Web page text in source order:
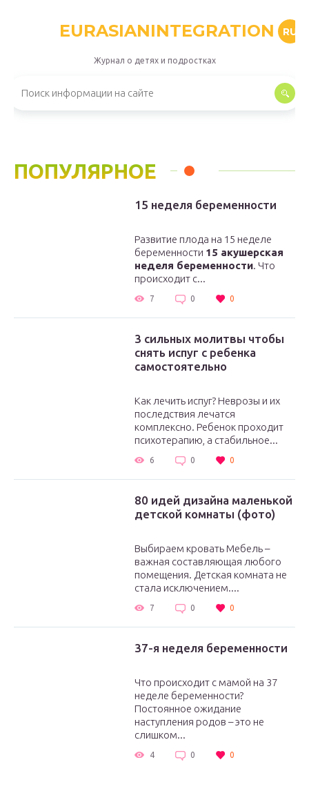
EURASIANINTEGRATION RU
Журнал о детях и подростках
ПОПУЛЯРНОЕ
15 неделя беременности
Развитие плода на 15 неделе
беременности 15 акушерская
неделя беременности. Что
происходит с...
7 0 0
3 сильных молитвы чтобы
снять испуг с ребенка
самостоятельно
Как лечить испуг? Неврозы и их
последствия лечатся
комплексно. Ребенок проходит
психотерапию, а стабильное...
6 0 0
80 идей дизайна маленькой
детской комнаты (фото)
Выбираем кровать Мебель –
важная составляющая любого
помещения. Детская комната не
стала исключением....
7 0 0
37-я неделя беременности
Что происходит с мамой на 37
неделе беременности?
Постоянное ожидание
наступления родов – это не
слишком...
4 0 0